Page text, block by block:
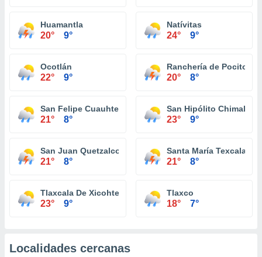
Huamantla
20° 9°
Natívitas
24° 9°
Ocotlán
22° 9°
Ranchería de Pocitos
20° 8°
San Felipe Cuauhtenco
21° 8°
San Hipólito Chimalpa
23° 9°
San Juan Quetzalcoapan
21° 8°
Santa María Texcalac
21° 8°
Tlaxcala De Xicohtencatl
23° 9°
Tlaxco
18° 7°
Localidades cercanas